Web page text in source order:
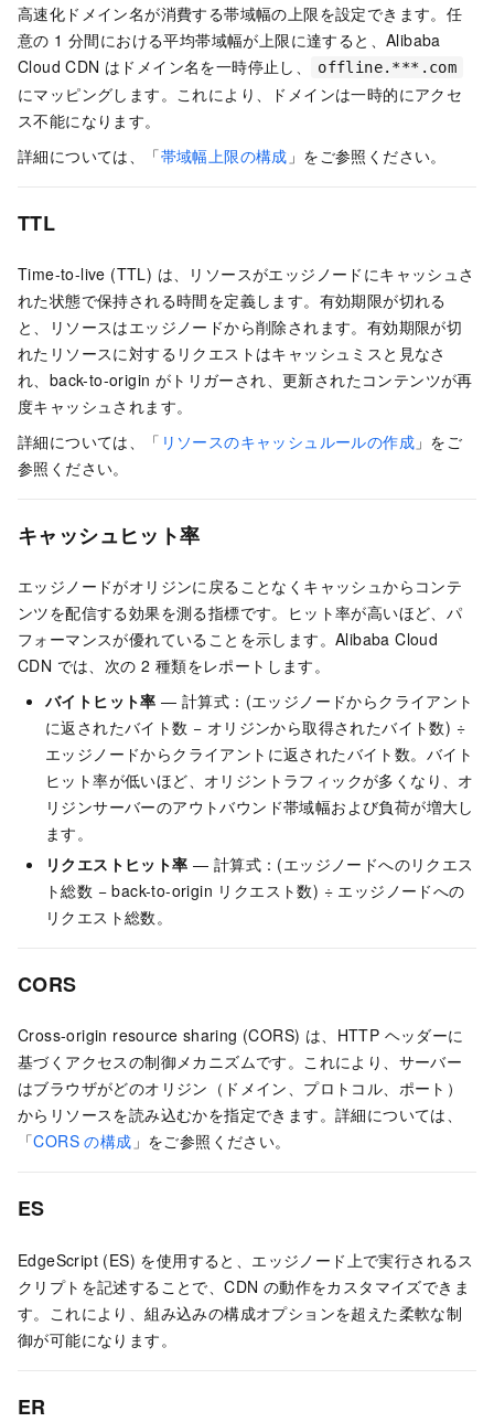
高速化ドメイン名が消費する帯域幅の上限を設定できます。任
意の 1 分間における平均帯域幅が上限に達すると、Alibaba
Cloud CDN はドメイン名を一時停止し、
offline.***.com
にマッピングします。これにより、ドメインは一時的にアクセ
ス不能になります。
詳細については、「帯域幅上限の構成 」をご参照ください。
TTL
Time-to-live (TTL) は、リソースがエッジノードにキャッシュさ
れた状態で保持される時間を定義します。有効期限が切れる
と、リソースはエッジノードから削除されます。有効期限が切
れたリソースに対するリクエストはキャッシュミスと見なさ
れ、back-to-origin がトリガーされ、更新されたコンテンツが再
度キャッシュされます。
詳細については、「 リソースのキャッシュルールの作成 」をご
参照ください。
キャッシュヒット率
エッジノードがオリジンに戻ることなくキャッシュからコンテ
ンツを配信する効果を測る指標です。ヒット率が高いほど、パ
フォーマンスが優れていることを示します。Alibaba Cloud
CDN では、次の 2 種類をレポートします。
バイトヒット率 — 計算式：(エッジノードからクライアント
に返されたバイト数 − オリジンから取得されたバイト数) ÷
エッジノードからクライアントに返されたバイト数。バイト
ヒット率が低いほど、オリジントラフィックが多くなり、オ
リジンサーバーのアウトバウンド帯域幅および負荷が増大し
ます。
リクエストヒット率 — 計算式：(エッジノードへのリクエス
ト総数 − back-to-origin リクエスト数) ÷ エッジノードへの
リクエスト総数。
CORS
Cross-origin resource sharing (CORS) は、HTTP ヘッダーに
基づくアクセスの制御メカニズムです。これにより、サーバー
はブラウザがどのオリジン（ドメイン、プロトコル、ポート）
からリソースを読み込むかを指定できます。詳細については、
「CORS の構成 」をご参照ください。
ES
EdgeScript (ES) を使用すると、エッジノード上で実行されるス
クリプトを記述することで、CDN の動作をカスタマイズできま
す。これにより、組み込みの構成オプションを超えた柔軟な制
御が可能になります。
ER